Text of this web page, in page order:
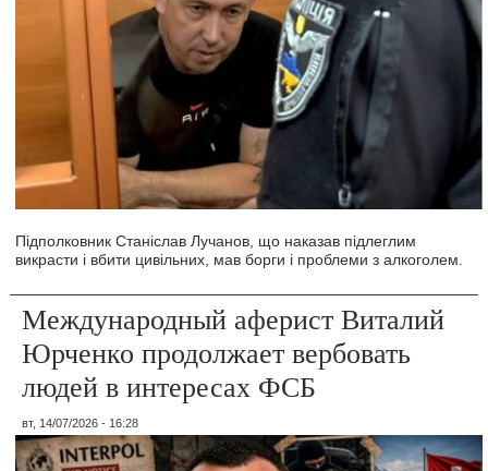
Підполковник Станіслав Лучанов, що наказав підлеглим
викрасти і вбити цивільних, мав борги і проблеми з алкоголем.
Международный аферист Виталий
Юрченко продолжает вербовать
людей в интересах ФСБ
вт, 14/07/2026 - 16:28